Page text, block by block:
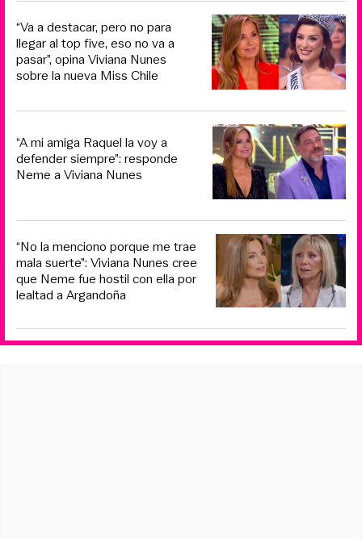
“Va a destacar, pero no para
llegar al top five, eso no va a
pasar”, opina Viviana Nunes
sobre la nueva Miss Chile
“A mi amiga Raquel la voy a
defender siempre”: responde
Neme a Viviana Nunes
“No la menciono porque me trae
mala suerte”: Viviana Nunes cree
que Neme fue hostil con ella por
lealtad a Argandoña